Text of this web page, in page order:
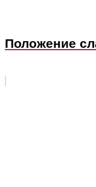
Положение